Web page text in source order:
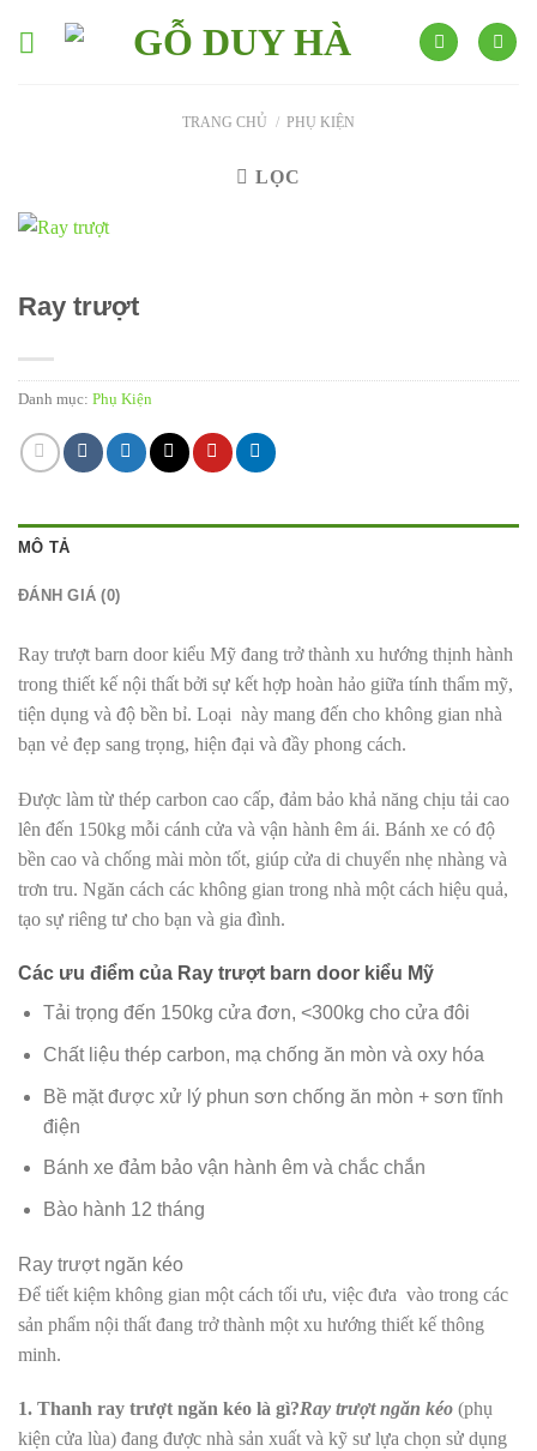
TRANG CHỦ / PHỤ KIỆN
LỌC
Ray trượt
Danh mục: Phụ Kiện
MÔ TẢ
ĐÁNH GIÁ (0)
Ray trượt barn door kiểu Mỹ đang trở thành xu hướng thịnh hành
trong thiết kế nội thất bởi sự kết hợp hoàn hảo giữa tính thẩm mỹ,
tiện dụng và độ bền bỉ. Loại này mang đến cho không gian nhà
bạn vẻ đẹp sang trọng, hiện đại và đầy phong cách.
Được làm từ thép carbon cao cấp, đảm bảo khả năng chịu tải cao
lên đến 150kg mỗi cánh cửa và vận hành êm ái. Bánh xe có độ
bền cao và chống mài mòn tốt, giúp cửa di chuyển nhẹ nhàng và
trơn tru. Ngăn cách các không gian trong nhà một cách hiệu quả,
tạo sự riêng tư cho bạn và gia đình.
Các ưu điểm của Ray trượt barn door kiểu Mỹ
Tải trọng đến 150kg cửa đơn, <300kg cho cửa đôi
Chất liệu thép carbon, mạ chống ăn mòn và oxy hóa
Bề mặt được xử lý phun sơn chống ăn mòn + sơn tĩnh
điện
Bánh xe đảm bảo vận hành êm và chắc chắn
Bào hành 12 tháng
Ray trượt ngăn kéo
Để tiết kiệm không gian một cách tối ưu, việc đưa vào trong các
sản phẩm nội thất đang trở thành một xu hướng thiết kế thông
minh.
1. Thanh ray trượt ngăn kéo là gì?Ray trượt ngăn kéo (phụ
kiện cửa lùa) đang được nhà sản xuất và kỹ sư lựa chọn sử dụng